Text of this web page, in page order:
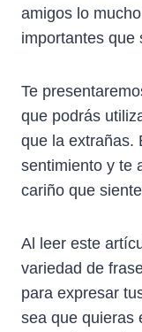
amigos lo
importantes que
Te
que podrás
que la extrañas.
sentimiento y te
cariño que
Al leer este
variedad de
para expresar
sea que quieras